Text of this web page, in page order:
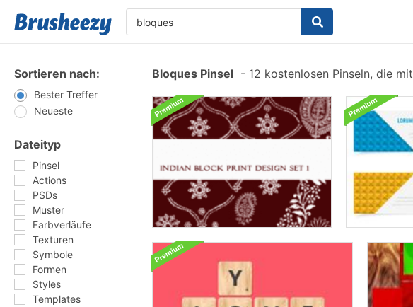
Sortieren nach:
Bester Treffer
Neueste
Dateityp
Pinsel
Actions
PSDs
Muster
Farbverläufe
Texturen
Symbole
Formen
Styles
Templates
Bloques Pinsel - 12 kostenlosen Pinseln, die mit